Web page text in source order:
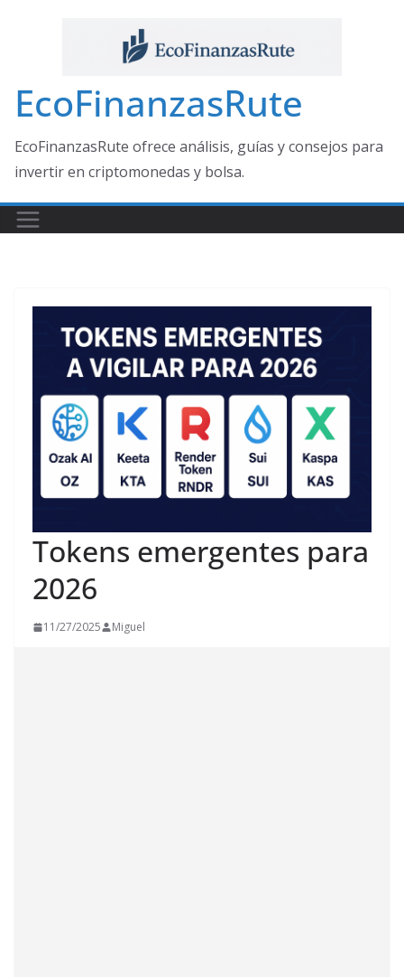
EcoFinanzasRute
EcoFinanzasRute ofrece análisis, guías y consejos para
invertir en criptomonedas y bolsa.
Tokens emergentes para
2026
11/27/2025 Miguel